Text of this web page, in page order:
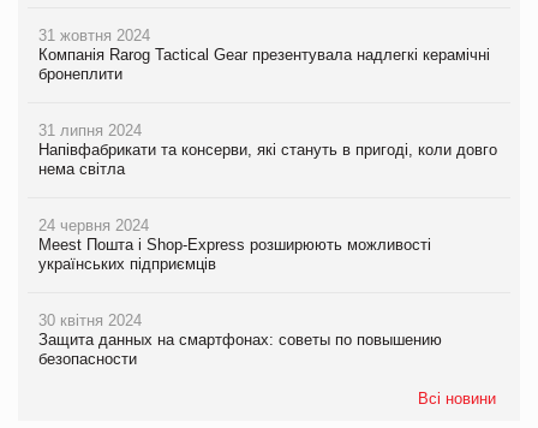
31 жовтня 2024
Компанія Rarog Tactical Gear презентувала надлегкі керамічні
бронеплити
31 липня 2024
Напівфабрикати та консерви, які стануть в пригоді, коли довго
нема світла
24 червня 2024
Meest Пошта і Shop-Express розширюють можливості
українських підприємців
30 квітня 2024
Защита данных на смартфонах: советы по повышению
безопасности
Всі новини